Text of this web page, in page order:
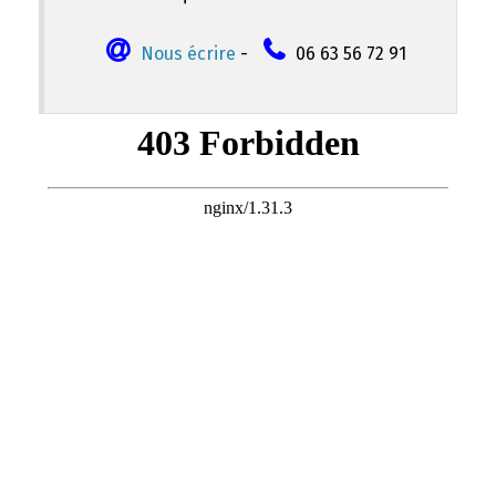
Nous écrire - 06 63 56 72 91